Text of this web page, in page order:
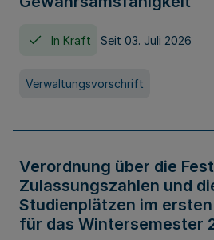
In Kraft Seit 03. Juli 2026
Verwaltungsvorschrift
Verordnung über die
Zulassungszahlen und
Studienplätzen im
für das Wintersemester